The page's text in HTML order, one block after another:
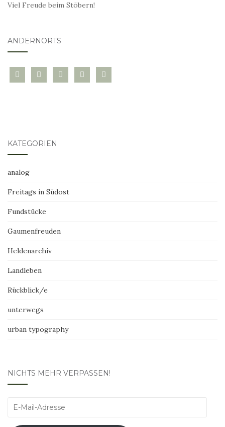
Viel Freude beim Stöbern!
ANDERNORTS
bloglovininstagramtwitter pinterest
mail
KATEGORIEN
analog
Freitags in Südost
Fundstücke
Gaumenfreuden
Heldenarchiv
Landleben
Rückblick/e
unterwegs
urban typography
NICHTS MEHR VERPASSEN!
E-